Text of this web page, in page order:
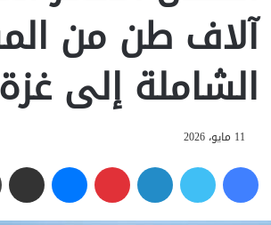
آلاف طن من
الشاملة إلى غزة
11 مايو، 2026
فيسبوك تويتر لينكدإن بينتيريست ماسنجر